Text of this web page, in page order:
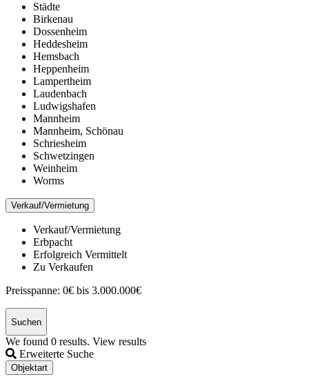
Städte
Birkenau
Dossenheim
Heddesheim
Hemsbach
Heppenheim
Lampertheim
Laudenbach
Ludwigshafen
Mannheim
Mannheim, Schönau
Schriesheim
Schwetzingen
Weinheim
Worms
Verkauf/Vermietung
Verkauf/Vermietung
Erbpacht
Erfolgreich Vermittelt
Zu Verkaufen
Preisspanne: 0€ bis 3.000.000€
Suchen
We found 0 results. View results
Erweiterte Suche
Objektart